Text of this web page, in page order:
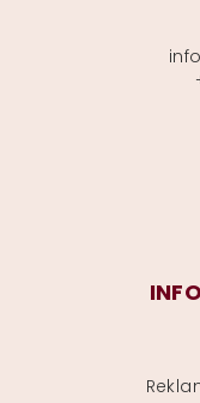
info